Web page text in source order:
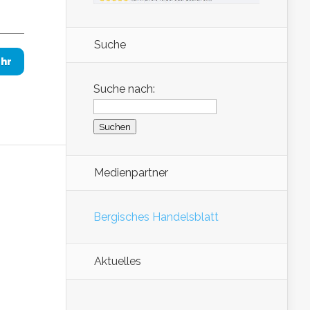
Suche
Suche nach:
Medienpartner
Bergisches Handelsblatt
Aktuelles